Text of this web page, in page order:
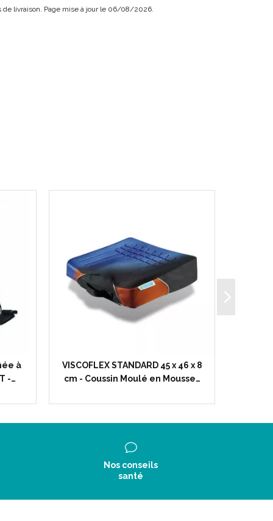
tubes aluminium.
de livraison. Page mise à jour le 06/08/2026.
à
-…
VISCOFLEX STANDARD 45 x 46 x 8
cm - Coussin Moulé en Mousse…
Nos conseils
santé